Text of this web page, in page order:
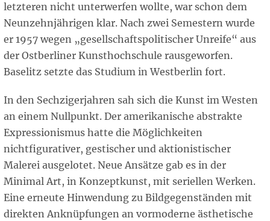
letzteren nicht unterwerfen wollte, war schon dem
Neunzehnjährigen klar. Nach zwei Semestern wurde
er 1957 wegen „gesellschaftspolitischer Unreife“ aus
der Ostberliner Kunsthochschule rausgeworfen.
Baselitz setzte das Studium in Westberlin fort.
In den Sechzigerjahren sah sich die Kunst im Westen
an einem Nullpunkt. Der amerikanische abstrakte
Expressionismus hatte die Möglichkeiten
nichtfigurativer, gestischer und aktionistischer
Malerei ausgelotet. Neue Ansätze gab es in der
Minimal Art, in Konzeptkunst, mit seriellen Werken.
Eine erneute Hinwendung zu Bildgegenständen mit
direkten Anknüpfungen an vormoderne ästhetische